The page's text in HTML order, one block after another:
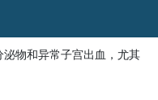
物和异常子宫出血，尤其